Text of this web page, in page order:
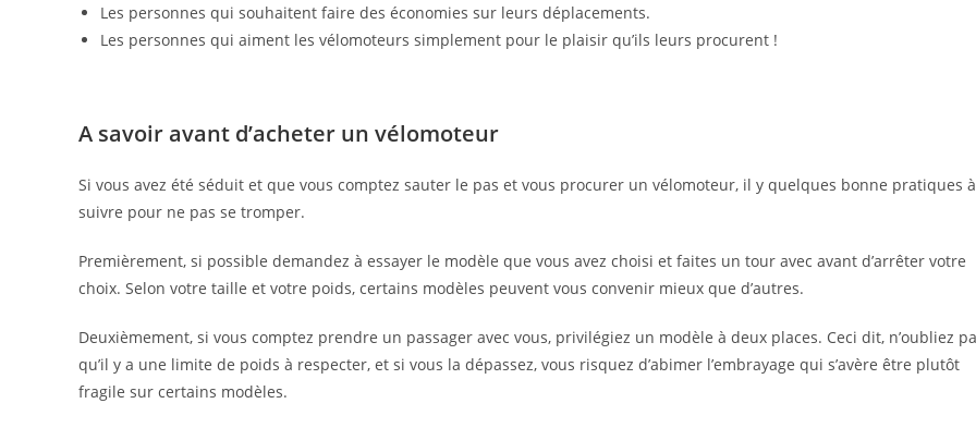
Les personnes qui souhaitent faire des économies sur leurs déplacements.
Les personnes qui aiment les vélomoteurs simplement pour le plaisir qu’ils leurs procurent !
A savoir avant d’acheter un vélomoteur
Si vous avez été séduit et que vous comptez sauter le pas et vous procurer un vélomoteur, il y quelques bonne pratiques à
suivre pour ne pas se tromper.
Premièrement, si possible demandez à essayer le modèle que vous avez choisi et faites un tour avec avant d’arrêter votre
choix. Selon votre taille et votre poids, certains modèles peuvent vous convenir mieux que d’autres.
Deuxièmement, si vous comptez prendre un passager avec vous, privilégiez un modèle à deux places. Ceci dit, n’oubliez
qu’il y a une limite de poids à respecter, et si vous la dépassez, vous risquez d’abimer l’embrayage qui s’avère être plutôt
fragile sur certains modèles.